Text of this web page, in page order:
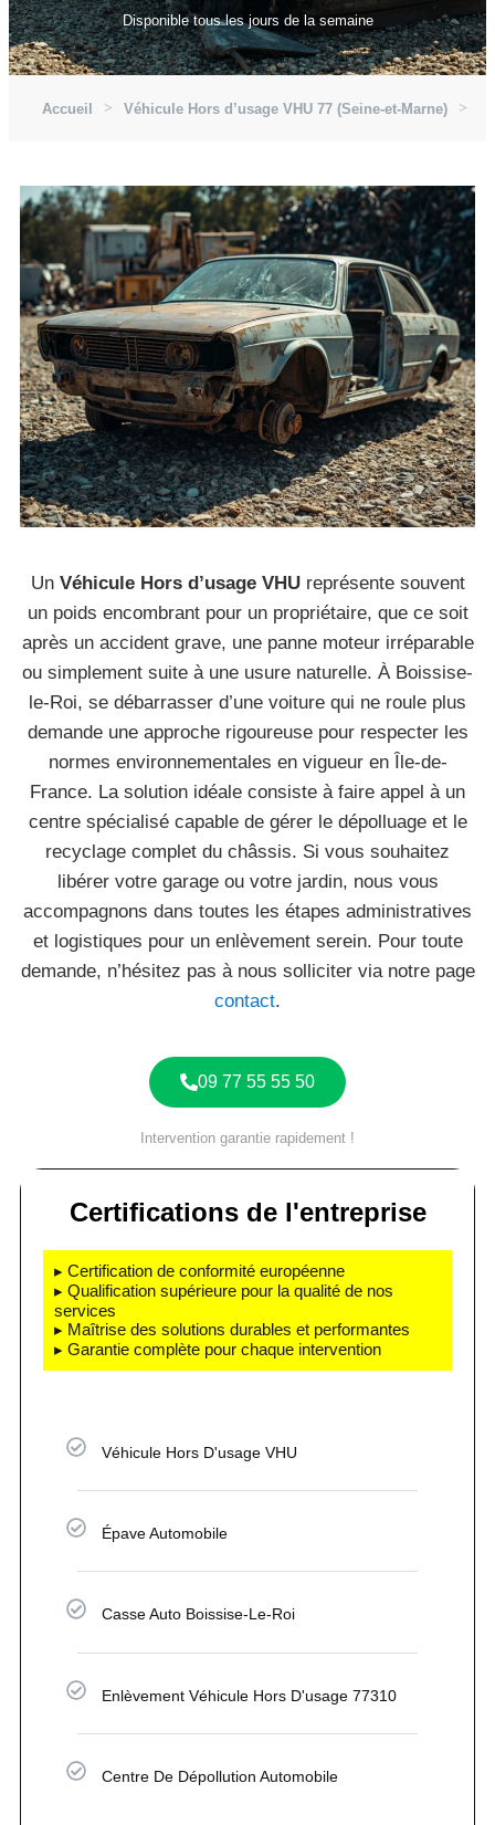
Disponible tous les jours de la semaine
Accueil Véhicule Hors d’usage VHU 77 (Seine-et-Marne)
Un Véhicule Hors d’usage VHUreprésente souvent
un poids encombrant pour un propriétaire, que ce soit
après un accident grave, une panne moteur irréparable
ou simplement suite à une usure naturelle. À Boissise-
le-Roi, se débarrasser d’une voiture qui ne roule plus
demande une approche rigoureuse pour respecter les
normes environnementales en vigueur en Île-de-
France. La solution idéale consiste à faire appel à un
centre spécialisé capable de gérer le dépolluage et le
recyclage complet du châssis. Si vous souhaitez
libérer votre garage ou votre jardin, nous vous
accompagnons dans toutes les étapes administratives
et logistiques pour un enlèvement serein. Pour toute
demande, n’hésitez pas à nous solliciter via notre page
contact.
09 77 55 55 50
Intervention garantie rapidement !
Certifications de l'entreprise
▸ Certification de conformité européenne
▸ Qualification supérieure pour la qualité de nos
services
▸ Maîtrise des solutions durables et performantes
▸ Garantie complète pour chaque intervention
Véhicule Hors D'usage VHU
Épave Automobile
Casse Auto Boissise-Le-Roi
Enlèvement Véhicule Hors D'usage 77310
Centre De Dépollution Automobile